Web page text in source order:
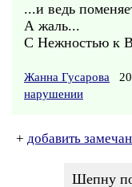
...и ведь
А жаль...
С Нежностью к
Жанна Гусарова
нарушении
+ добавить
Шепну